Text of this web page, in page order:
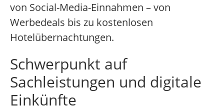
von Social-Media-Einnahmen – von
Werbedeals bis zu kostenlosen
Hotelübernachtungen.
Schwerpunkt auf
Sachleistungen und digitale
Einkünfte